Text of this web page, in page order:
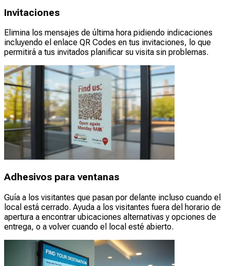
Invitaciones
Elimina los mensajes de última hora pidiendo indicaciones
incluyendo el enlace QR Codes en tus invitaciones, lo que
permitirá a tus invitados planificar su visita sin problemas.
Adhesivos para ventanas
Guía a los visitantes que pasan por delante incluso cuando el
local está cerrado. Ayuda a los visitantes fuera del horario de
apertura a encontrar ubicaciones alternativas y opciones de
entrega, o a volver cuando el local esté abierto.